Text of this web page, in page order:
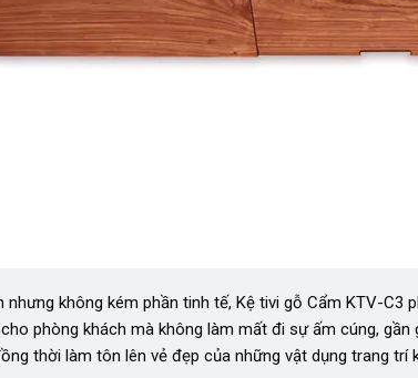
nhưng không kém phần tinh tế, Kệ tivi gỗ Cẩm KTV-
phòng khách mà không làm mất đi sự ấm cúng,
thời làm tôn lên vẻ đẹp của những vật dụng trang trí